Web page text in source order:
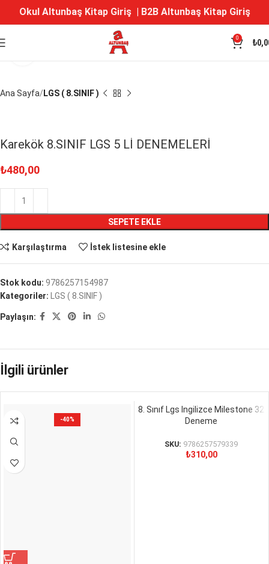
Okul Altunbaş Kitap Giriş| B2B Altunbaş Kitap Giriş
0 ₺
Büyütmek için tıklayın
Ana Sayfa LGS ( 8.SINIF )
Karekök 8.SINIF LGS 5 Lİ DENEMELERİ
₺480,00
SEPETE EKLE
Karşılaştırma İstek listesine ekle
Stok kodu: 9786257154987
Kategoriler:
LGS ( 8.SINIF )
Paylaşın:
İlgili ürünler
-40%
8. Sınıf Lgs Ingilizce Milestone 32
Deneme
SKU: 9786257579339
₺310,00